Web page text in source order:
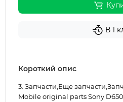
В 1
Короткий опис
3. Запчасти,Еще
Mobile original parts Sony